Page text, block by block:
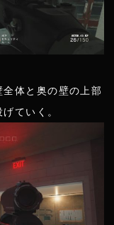
体と奥の壁の上部
ていく。